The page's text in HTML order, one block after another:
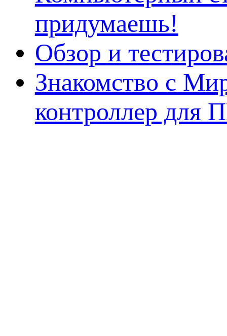
придумаешь!
Обзор и
Знакомство с
контроллер для